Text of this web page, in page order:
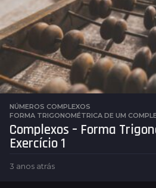
á
s
NÚMEROS COMPLEXOS
FORMA TRIGONOMÉTRICA DE UM
Complexos – Forma
Exercício 1
3 anos atrás